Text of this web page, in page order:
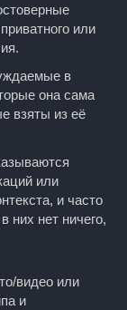
или
в
она сама
взяты из её
или
и часто
них нет ничего,
видео или
и